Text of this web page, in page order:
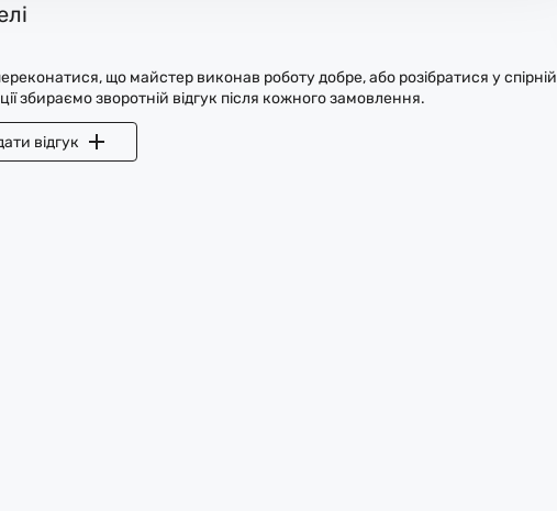
що майстер виконав роботу добре, або розібратися у спірній
збираємо зворотній відгук після кожного замовлення.
відгук